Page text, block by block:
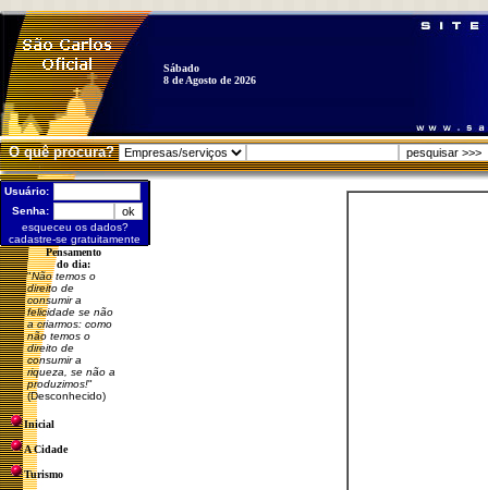
Sábado
8 de Agosto de 2026
O quê procura?
Usuário:
Senha:
esqueceu os dados?
cadastre-se gratuitamente
Pensamento
do dia:
"Não temos o
direito de
consumir a
felicidade se não
a criarmos: como
não temos o
direito de
consumir a
riqueza, se não a
produzimos!"
(Desconhecido)
Inicial
A Cidade
Turismo